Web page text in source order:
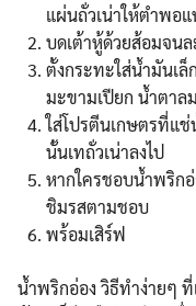
แผ่นถั่วเน่าให้ตำพอ
บดเต้าหู้ด้วยส้อมจนล
ตั้งกระทะใส่น้ำมันเ
มะขามเปียก น้ำตาล
ใส่โปรตีนเกษตรที่แ
นั้นเทถั่วเน่าลงไป
หากใครชอบน้ำพริก
ชิมรสตามชอบ
พร้อมเสิร์ฟ
น้ำพริกอ่อง วิธีทำง่ายๆ